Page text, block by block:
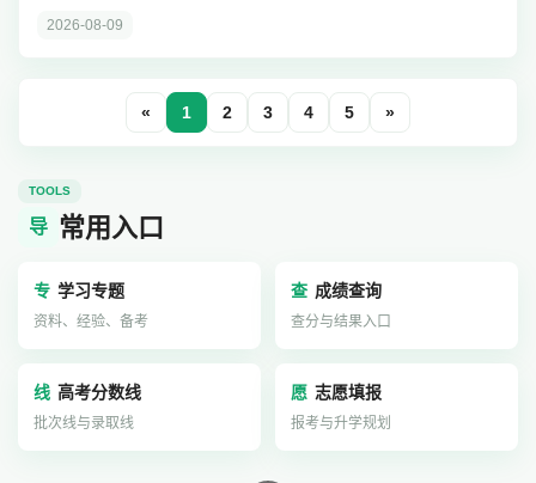
2026-08-09
« 1 2 3 4 5 »
TOOLS
导 常用入口
专 学习专题
资料、经验、备考
查 成绩查询
查分与结果入口
线 高考分数线
批次线与录取线
愿 志愿填报
报考与升学规划